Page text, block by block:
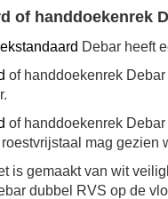
of handdoekenrek
Debar heeft
of handdoekenrek
of handdoekenrek
mag gezien
is gemaakt van wit
dubbel RVS op de